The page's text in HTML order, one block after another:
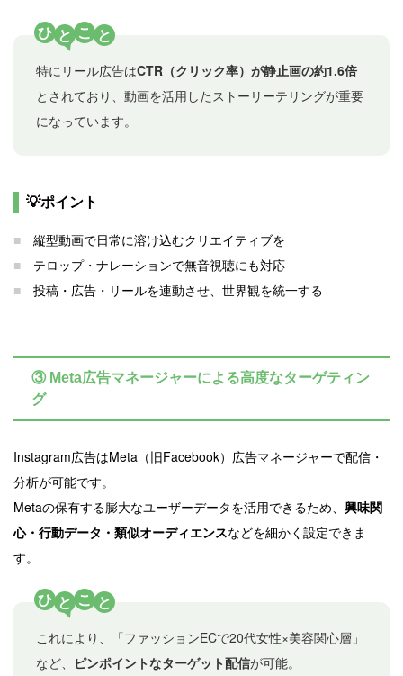
ひ と こ と
特にリール広告はCTR（クリック率）が静止画の約1.6倍
とされており、動画を活用したストーリーテリングが重要
になっています。
💡ポイント
■ 縦型動画で日常に溶け込むクリエイティブを
■ テロップ・ナレーションで無音視聴にも対応
■ 投稿・広告・リールを連動させ、世界観を統一する
③ Meta広告マネージャーによる高度なターゲティン
グ
Instagram広告はMeta（旧Facebook）広告マネージャーで配信・
分析が可能です。
Metaの保有する膨大なユーザーデータを活用できるため、 興味関
心・行動データ・類似オーディエンスなどを細かく設定できま
す。
ひ と こ と
これにより、「ファッションECで20代女性×美容関心層」
など、 ピンポイントなターゲット配信が可能。